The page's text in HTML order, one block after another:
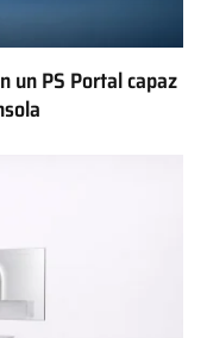
un PS Portal capaz